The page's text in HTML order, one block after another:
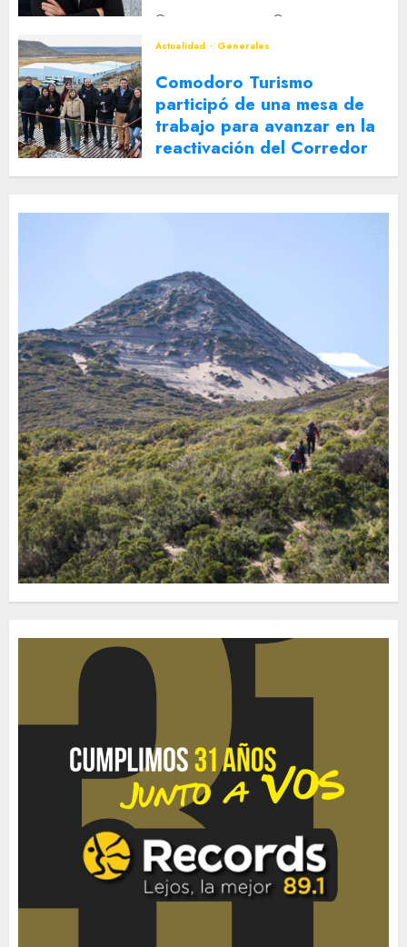
2 DE AGOSTO DE 2026
Actualidad
Generales
Comodoro Turismo
participó de una mesa de
trabajo para avanzar en la
reactivación del Corredor
Turístico Integrado